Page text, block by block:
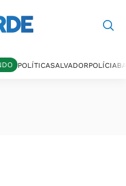
POLÍTICASALVADORPOLÍCIA